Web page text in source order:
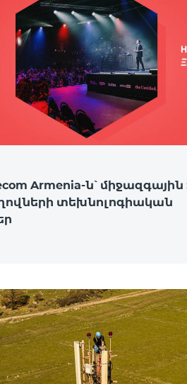
Armenia-ն՝ միջազգային
տեխնոլոգիական